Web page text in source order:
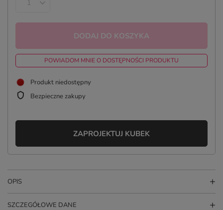
DODAJ DO KOSZYKA
POWIADOM MNIE O DOSTĘPNOŚCI PRODUKTU
Produkt niedostępny
Bezpieczne zakupy
ZAPROJEKTUJ KUBEK
OPIS
SZCZEGÓŁOWE DANE